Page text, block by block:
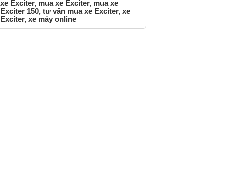
xe Exciter, mua xe Exciter, mua xe
Exciter 150, tư vấn mua xe Exciter, xe
Exciter, xe máy online